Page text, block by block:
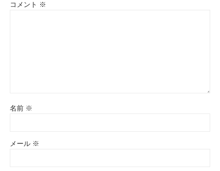
コメント ※
名前 ※
メール ※